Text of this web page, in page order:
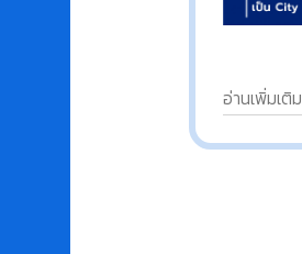
อ่านเพิ่มเติม